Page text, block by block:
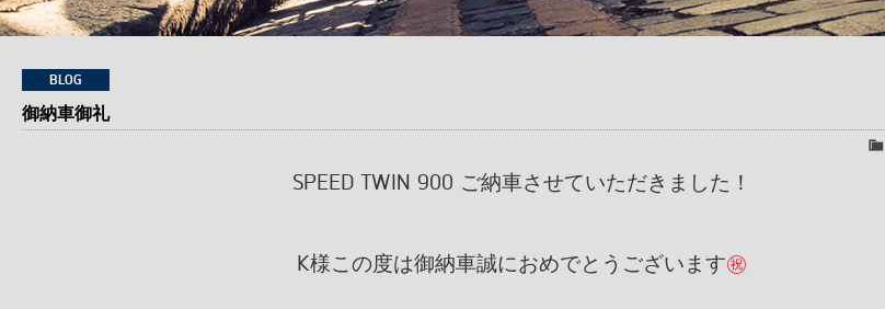
BLOG
御納車御礼
SPEED TWIN 900 ご納車させていただきました！
K様この度は御納車誠におめでとうございます㊗